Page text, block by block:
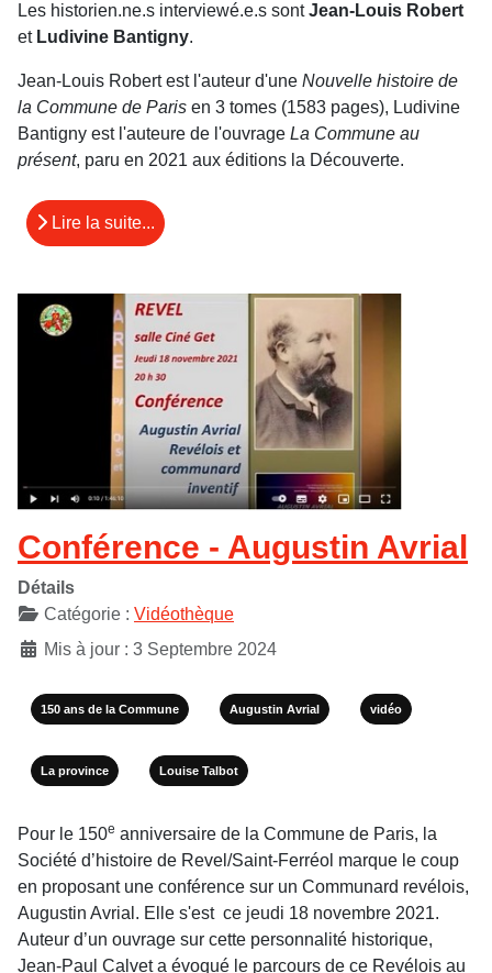
Les historien.ne.s interviewé.e.s sontJean-Louis Robert
et Ludivine Bantigny.
Jean-Louis Robert est l'auteur d'une Nouvelle histoire de
la Commune de Paris en 3 tomes (1583 pages), Ludivine
Bantigny est l'auteure de l'ouvrage La Commune au
présent, paru en 2021 aux éditions la Découverte.
Lire la suite...
Conférence - Augustin Avrial
Détails
Catégorie : Vidéothèque
Mis à jour : 3 Septembre 2024
150 ans de la Commune Augustin Avrial vidéo
La province Louise Talbot
Pour le 150e anniversaire de la Commune de Paris, la
Société d’histoire de Revel/Saint-Ferréol marque le coup
en proposant une conférence sur un Communard revélois,
Augustin Avrial. Elle s'est ce jeudi 18 novembre 2021.
Auteur d’un ouvrage sur cette personnalité historique,
Jean-Paul Calvet a évoqué le parcours de ce Revélois au